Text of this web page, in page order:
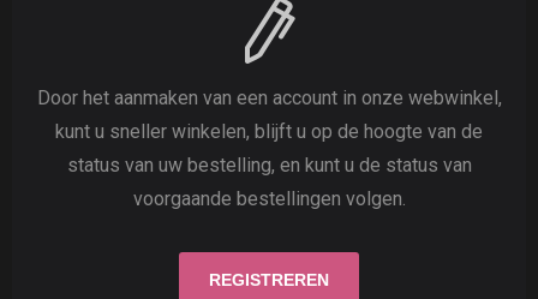
Door het aanmaken van een account in onze webwinkel,
kunt u sneller winkelen, blijft u op de hoogte van de
status van uw bestelling, en kunt u de status van
voorgaande bestellingen volgen.